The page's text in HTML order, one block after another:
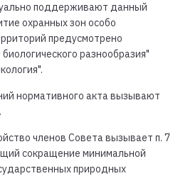
поддерживают данный
охранных зон особо
предусмотрено
разнообразия"
нормативного акта вызывают
членов Совета вызывает п. 7
сокращение минимальной
природных